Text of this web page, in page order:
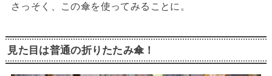
さっそく、この傘を使ってみることに。
見た目は普通の折りたたみ傘！